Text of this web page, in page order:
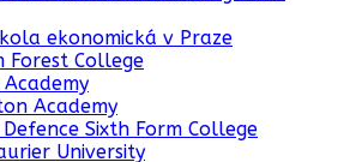
ekonomická v Praze
Forest College
Academy
Sixth Form College
University